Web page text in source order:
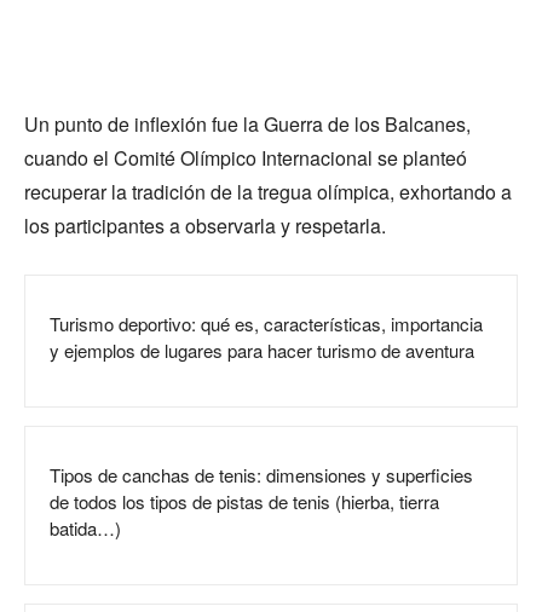
Un punto de inflexión fue la Guerra de los Balcanes,
cuando el Comité Olímpico Internacional se planteó
recuperar la tradición de la tregua olímpica, exhortando a
los participantes a observarla y respetarla.
Turismo deportivo: qué es, características, importancia
y ejemplos de lugares para hacer turismo de aventura
Tipos de canchas de tenis: dimensiones y superficies
de todos los tipos de pistas de tenis (hierba, tierra
batida…)